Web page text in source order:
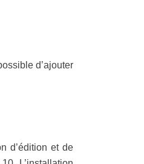
d’ajouter
d’édition et de